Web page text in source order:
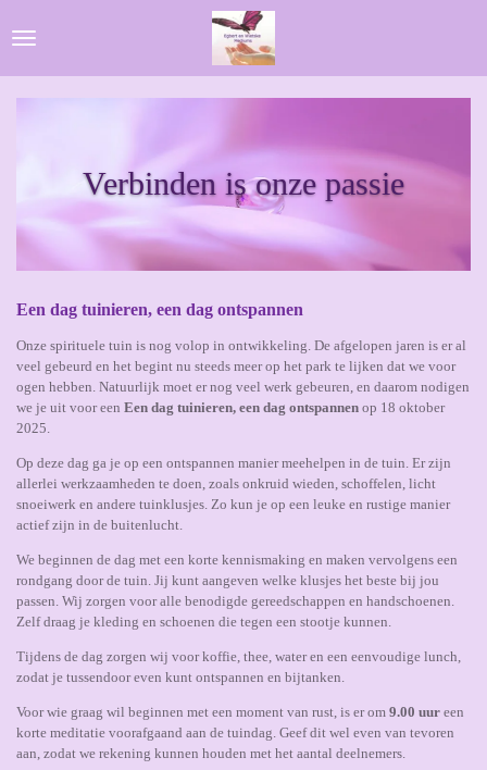
direct
hoofdinhoud
Verbinden is onze passie
Een dag tuinieren, een dag ontspannen
Onze spirituele tuin is nog volop in ontwikkeling. De afgelopen jaren is er al
veel gebeurd en het begint nu steeds meer op het park te lijken dat we voor
ogen hebben. Natuurlijk moet er nog veel werk gebeuren, en daarom nodigen
we je uit voor een Een dag tuinieren, een dag ontspannen op 18 oktober
2025.
Op deze dag ga je op een ontspannen manier meehelpen in de tuin. Er zijn
allerlei werkzaamheden te doen, zoals onkruid wieden, schoffelen, licht
snoeiwerk en andere tuinklusjes. Zo kun je op een leuke en rustige manier
actief zijn in de buitenlucht.
We beginnen de dag met een korte kennismaking en maken vervolgens een
rondgang door de tuin. Jij kunt aangeven welke klusjes het beste bij jou
passen. Wij zorgen voor alle benodigde gereedschappen en handschoenen.
Zelf draag je kleding en schoenen die tegen een stootje kunnen.
Tijdens de dag zorgen wij voor koffie, thee, water en een eenvoudige lunch,
zodat je tussendoor even kunt ontspannen en bijtanken.
Voor wie graag wil beginnen met een moment van rust, is er om 9.00 uur een
korte meditatie voorafgaand aan de tuindag. Geef dit wel even van tevoren
aan, zodat we rekening kunnen houden met het aantal deelnemers.